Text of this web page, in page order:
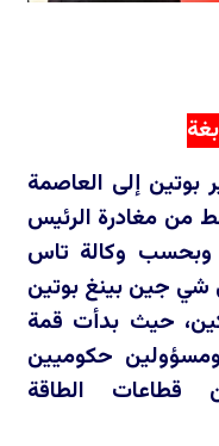
بوتين إلى العاصمة
من مغادرة الرئيس
وبحسب وكالة تاس
شي جين بينغ بوتين
حيث بدأت قمة
حكوميين
قطاعات الطاقة